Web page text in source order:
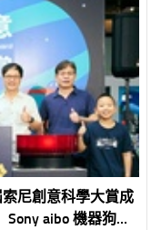
尼創意科學大賞成
aibo 機器狗、